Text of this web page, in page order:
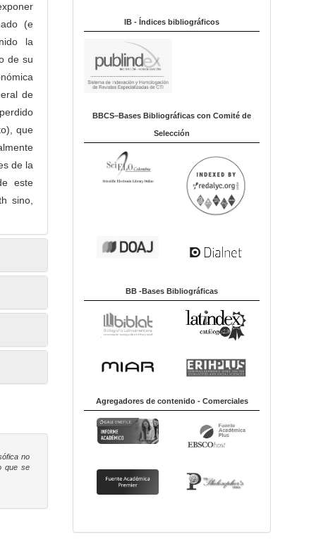
(e
la
de su
de
que
de la
este
sino,
no
que se
m
IB - Índices bibliográficos
BBCS–Bases Bibliográficas con Comité de
Selección
BB -Bases Bibliográficas
Agregadores de contenido - Comerciales